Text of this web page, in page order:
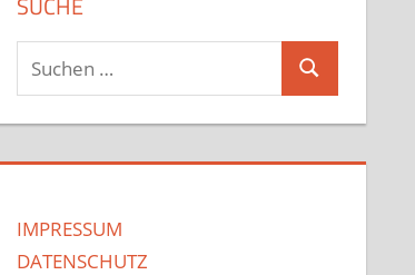
Suchen
nach:
Suchen
IMPRESSUM
DATENSCHUTZ